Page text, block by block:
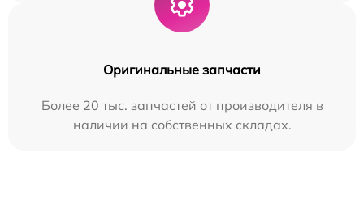
Оригинальные запчасти
Более 20 тыс. запчастей от производителя в
наличии на собственных складах.